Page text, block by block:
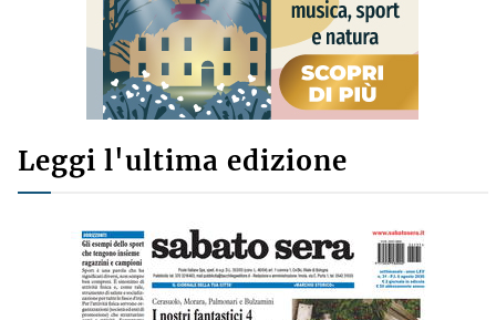
Leggi l'ultima edizione